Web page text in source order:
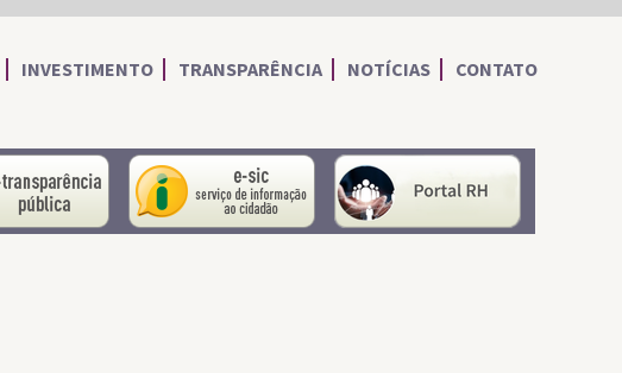
INVESTIMENTO TRANSPARÊNCIA NOTÍCIAS CONTATO
portal da transparência Serviço de Informações ao Cidadão